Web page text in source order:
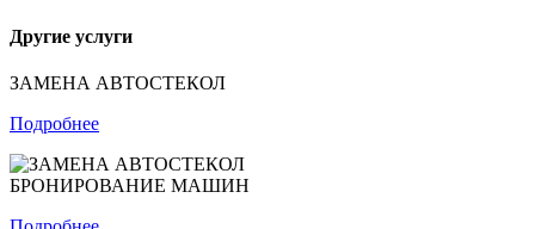
Другие услуги
ЗАМЕНА АВТОСТЕКОЛ
Подробнее
БРОНИРОВАНИЕ МАШИН